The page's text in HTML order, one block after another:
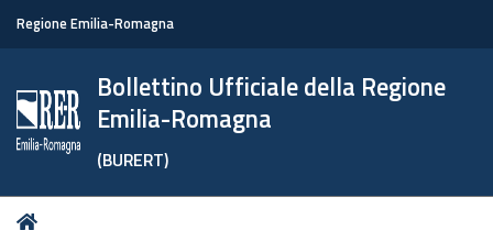
Regione Emilia-Romagna
Bollettino Ufficiale della Regione
Emilia-Romagna
(BURERT)
Tu